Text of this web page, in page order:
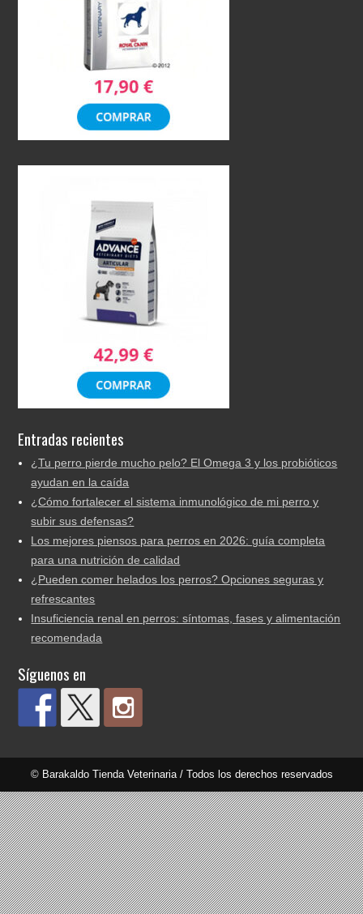
Entradas recientes
¿Tu perro pierde mucho pelo? El Omega 3 y los probióticos
ayudan en la caída
¿Cómo fortalecer el sistema inmunológico de mi perro y
subir sus defensas?
Los mejores piensos para perros en 2026: guía completa
para una nutrición de calidad
¿Pueden comer helados los perros? Opciones seguras y
refrescantes
Insuficiencia renal en perros: síntomas, fases y alimentación
recomendada
Síguenos en
© Barakaldo Tienda Veterinaria / Todos los derechos reservados